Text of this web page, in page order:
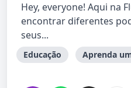
Hey, everyone! Aqui na
encontrar diferentes
seus...
Educação Aprenda